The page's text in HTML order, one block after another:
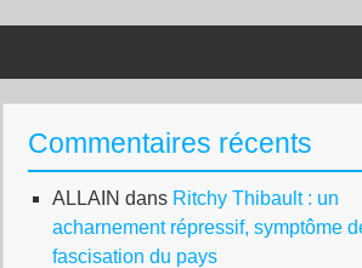
Commentaires récents
ALLAIN dans Ritchy Thibault : un
acharnement répressif, symptôme
fascisation du pays